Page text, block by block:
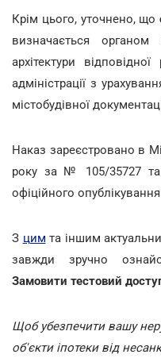
Крім цього, уточнено, що
визначається
архітектури
адміністрації з
містобудівної
Наказ зареєстровано в
року за № 105/35727
офіційного
З цим та іншим
завжди зручно
Замовити тестовий
Щоб убезпечити вашу
об'єкти іпотеки від